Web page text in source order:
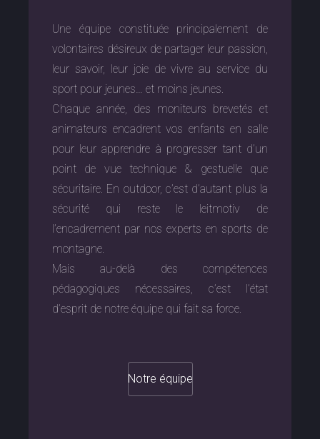
Une équipe constituée principalement de
volontaires désireux de partager leur passion,
leur savoir, leur joie de vivre au service du
sport pour jeunes… et moins jeunes.
Chaque année, des moniteurs brevetés et
animateurs encadrent vos enfants en salle
pour leur apprendre à progresser tant d’un
point de vue technique & gestuelle que
sécuritaire. En outdoor, c’est d’autant plus la
sécurité qui reste le leitmotiv de
l’encadrement par nos experts en sports de
montagne.
Mais au-delà des compétences
pédagogiques nécessaires, c’est l’état
d’esprit de notre équipe qui fait sa force.
Notre équipe